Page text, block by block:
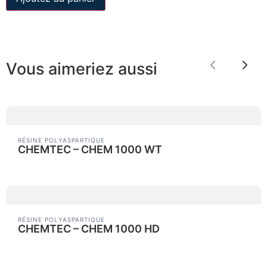
Vous aimeriez aussi Previous
RÉSINE POLYASPARTIQUE
CHEMTEC – CHEM 1000 WT
RÉSINE POLYASPARTIQUE
CHEMTEC – CHEM 1000 HD